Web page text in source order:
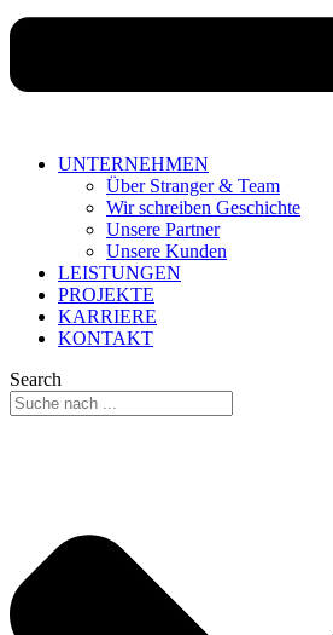
UNTERNEHMEN
Über Stranger & Team
Wir schreiben Geschichte
Unsere Partner
Unsere Kunden
LEISTUNGEN
PROJEKTE
KARRIERE
KONTAKT
Search